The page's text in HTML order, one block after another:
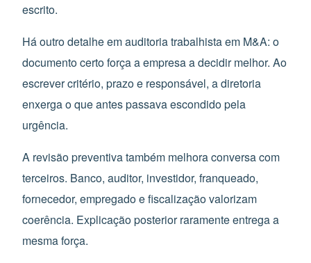
escrito.
Há outro detalhe em auditoria trabalhista em M&A: o
documento certo força a empresa a decidir melhor. Ao
escrever critério, prazo e responsável, a diretoria
enxerga o que antes passava escondido pela
urgência.
A revisão preventiva também melhora conversa com
terceiros. Banco, auditor, investidor, franqueado,
fornecedor, empregado e fiscalização valorizam
coerência. Explicação posterior raramente entrega a
mesma força.